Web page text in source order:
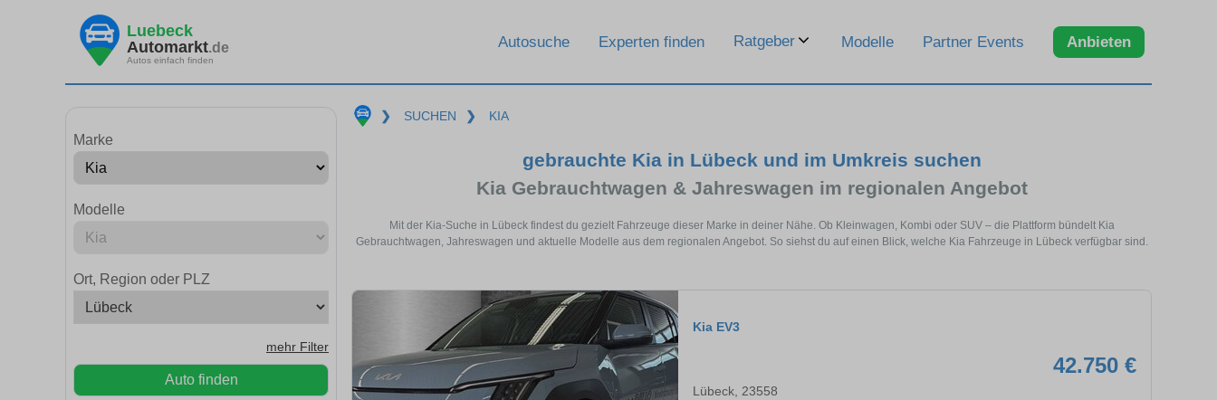
Luebeck
Automarkt.de
Autos einfach finden
Autosuche Experten finden Ratgeber Modelle Partner Events Anbieten
Marke
Modelle
Ort, Region oder PLZ
mehr Filter
Auto finden
❯ SUCHEN ❯ KIA
gebrauchte Kia in Lübeck und im Umkreis suchen
Kia Gebrauchtwagen & Jahreswagen im regionalen Angebot
Mit der Kia-Suche in Lübeck findest du gezielt Fahrzeuge dieser Marke in deiner Nähe. Ob Kleinwagen, Kombi oder SUV – die Plattform bündelt Kia
Gebrauchtwagen, Jahreswagen und aktuelle Modelle aus dem regionalen Angebot. So siehst du auf einen Blick, welche Kia Fahrzeuge in Lübeck verfügbar sind.
Kia EV3
42.750 €
Lübeck, 23558